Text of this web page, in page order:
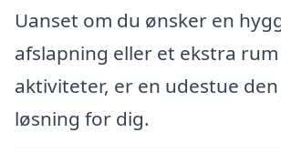
Uanset om du ønsker en
afslapning eller et ekstra
aktiviteter, er en udestue
løsning for dig.